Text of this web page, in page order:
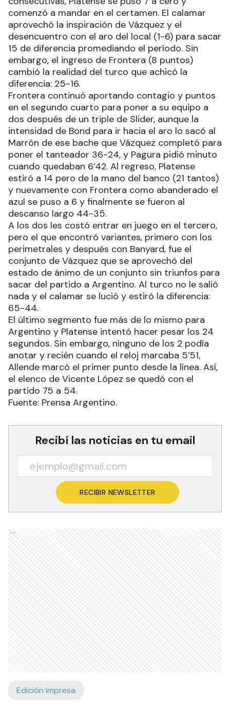
comenzó a mandar en el certamen. El calamar
aprovechó la inspiración de Vázquez y el
desencuentro con el aro del local (1-6) para sacar
15 de diferencia promediando el período. Sin
embargo, el ingreso de Frontera (8 puntos)
cambió la realidad del turco que achicó la
diferencia: 25-16.
Frontera continuó aportando contagio y puntos
en el segundo cuarto para poner a su equipo a
dos después de un triple de Slider, aunque la
intensidad de Bond para ir hacia el aro lo sacó al
Marrón de ese bache que Vázquez completó para
poner el tanteador 36-24, y Pagura pidió minuto
cuando quedaban 6’42. Al regreso, Platense
estiró a 14 pero de la mano del banco (21 tantos)
y nuevamente con Frontera como abanderado el
azul se puso a 6 y finalmente se fueron al
descanso largo 44-35.
A los dos les costó entrar en juego en el tercero,
pero el que encontró variantes, primero con los
perimetrales y después con Banyard, fue el
conjunto de Vázquez que se aprovechó del
estado de ánimo de un conjunto sin triunfos para
sacar del partido a Argentino. Al turco no le salió
nada y el calamar se lució y estiró la diferencia:
65-44.
El último segmento fue más de lo mismo para
Argentino y Platense intentó hacer pesar los 24
segundos. Sin embargo, ninguno de los 2 podía
anotar y recién cuando el reloj marcaba 5’51,
Allende marcó el primer punto desde la línea. Así,
el elenco de Vicente López se quedó con el
partido 75 a 54.
Fuente: Prensa Argentino.
Recibí las noticias en tu email
RECIBIR NEWSLETTER
Ads
Edición Impresa